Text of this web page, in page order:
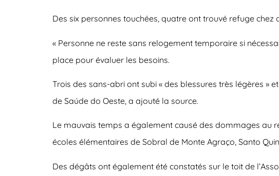
Des six personnes touchées, quatre ont trouvé refuge chez
« Personne ne reste sans relogement temporaire si
place pour évaluer les besoins.
Trois des sans-abri ont subi « des blessures très légères »
de Saúde do Oeste, a ajouté la source.
Le mauvais temps a également causé des dommages au
écoles élémentaires de Sobral de Monte Agraço, Santo
Des dégâts ont également été constatés sur le toit de